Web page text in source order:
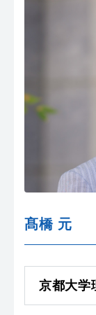
髙橋 元
京都大学